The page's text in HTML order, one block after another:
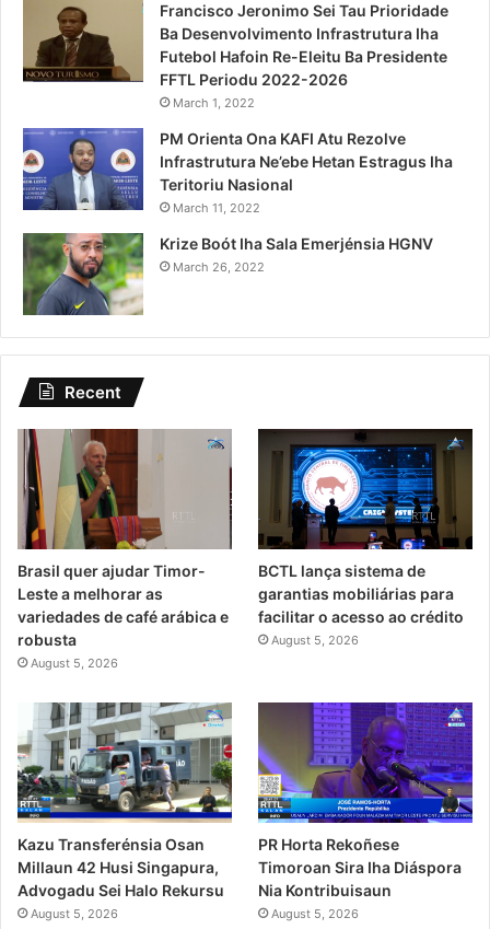
Francisco Jeronimo Sei Tau Prioridade
Ba Desenvolvimento Infrastrutura Iha
Futebol Hafoin Re-Eleitu Ba Presidente
FFTL Periodu 2022-2026
March 1, 2022
PM Orienta Ona KAFI Atu Rezolve
Infrastrutura Ne’ebe Hetan Estragus Iha
Teritoriu Nasional
March 11, 2022
Krize Boót Iha Sala Emerjénsia HGNV
March 26, 2022
Recent
Brasil quer ajudar Timor-
Leste a melhorar as
variedades de café arábica e
robusta
August 5, 2026
BCTL lança sistema de
garantias mobiliárias para
facilitar o acesso ao crédito
August 5, 2026
Kazu Transferénsia Osan
Millaun 42 Husi Singapura,
Advogadu Sei Halo Rekursu
August 5, 2026
PR Horta Rekoñese
Timoroan Sira Iha Diáspora
Nia Kontribuisaun
August 5, 2026